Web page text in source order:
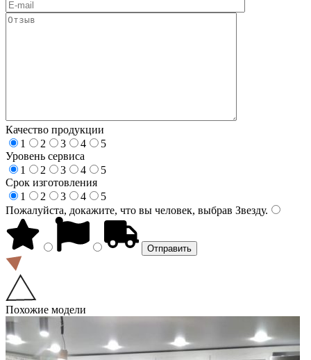
Качество продукции
1
2 3 4
5
Уровень сервиса
1
2 3 4
5
Срок изготовления
1
2 3 4
5
Пожалуйста, докажите, что вы человек, выбрав Звезду.
Похожие модели